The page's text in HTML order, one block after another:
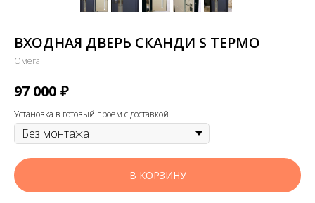
ВХОДНАЯ ДВЕРЬ СКАНДИ S ТЕРМО
Омега
97 000 ₽
Установка в готовый проем с доставкой
В КОРЗИНУ